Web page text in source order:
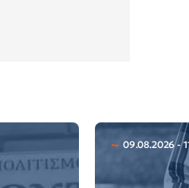
09.08.2026 -